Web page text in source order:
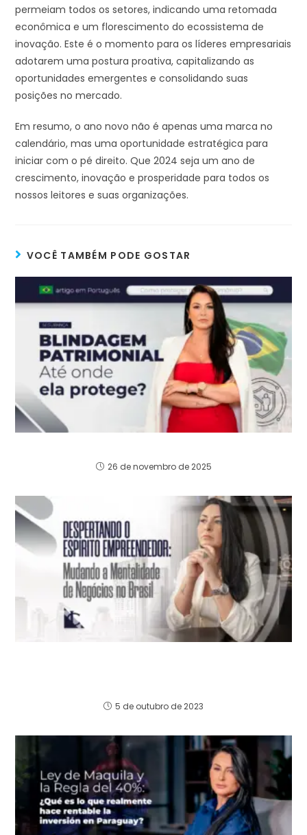
permeiam todos os setores, indicando uma retomada
econômica e um florescimento do ecossistema de
inovação. Este é o momento para os líderes empresariais
adotarem uma postura proativa, capitalizando as
oportunidades emergentes e consolidando suas
posições no mercado.
Em resumo, o ano novo não é apenas uma marca no
calendário, mas uma oportunidade estratégica para
iniciar com o pé direito. Que 2024 seja um ano de
crescimento, inovação e prosperidade para todos os
nossos leitores e suas organizações.
VOCÊ TAMBÉM PODE GOSTAR
26 de novembro de 2025
5 de outubro de 2023